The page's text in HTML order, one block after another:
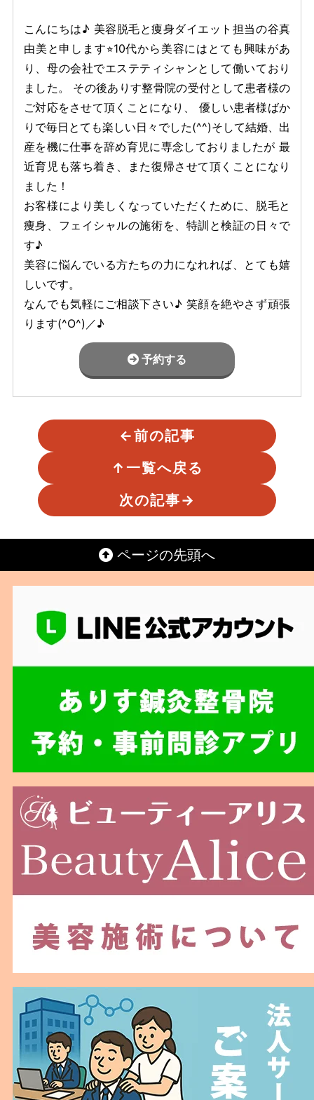
こんにちは♪ 美容脱毛と痩身ダイエット担当の谷真
由美と申します⭐︎10代から美容にはとても興味があ
り、母の会社でエステティシャンとして働いており
ました。 その後ありす整骨院の受付として患者様の
ご対応をさせて頂くことになり、 優しい患者様ばか
りで毎日とても楽しい日々でした(^^)そして結婚、出
産を機に仕事を辞め育児に専念しておりましたが 最
近育児も落ち着き、また復帰させて頂くことになり
ました！
お客様により美しくなっていただくために、脱毛と
痩身、フェイシャルの施術を、特訓と検証の日々で
す♪
美容に悩んでいる方たちの力になれれば、とても嬉
しいです。
なんでも気軽にご相談下さい♪ 笑顔を絶やさず頑張
ります(^O^)／♪
予約する
←前の記事
↑ 一覧へ戻る
次の記事→
ページの先頭へ